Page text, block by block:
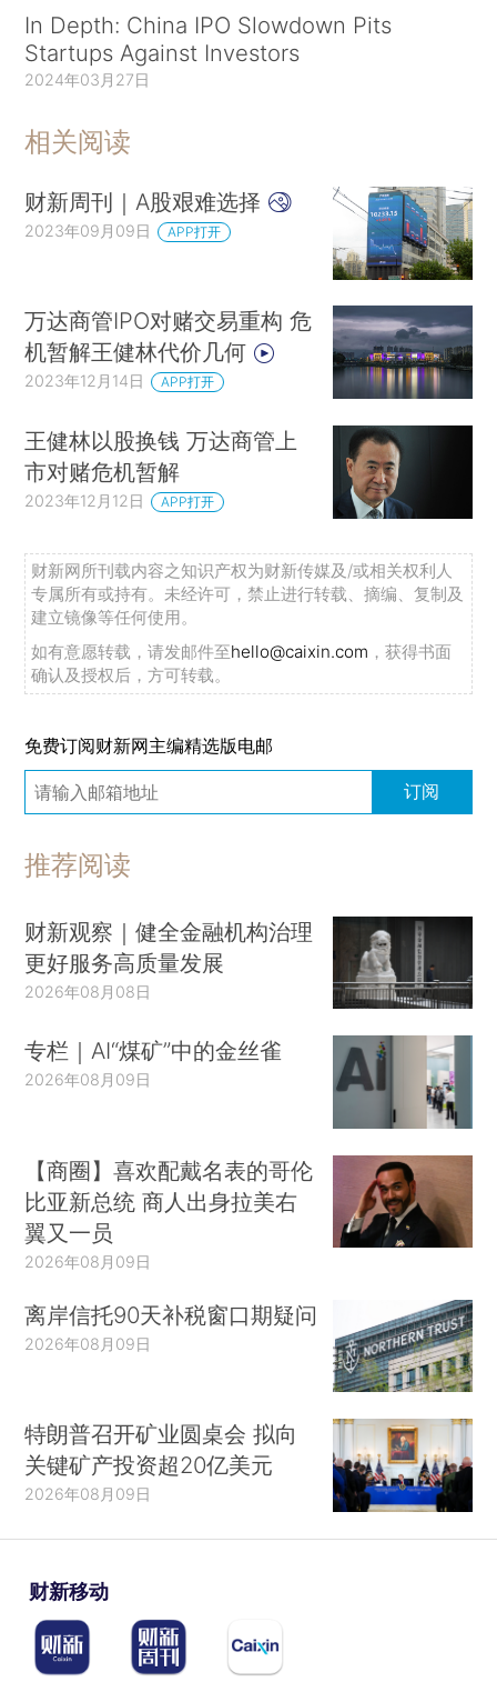
In Depth: China IPO Slowdown Pits
Startups Against Investors
2024年03月27日
相关阅读
财新周刊｜A股艰难选择
2023年09月09日 APP打开
万达商管IPO对赌交易重构 危
机暂解王健林代价几何
2023年12月14日 APP打开
王健林以股换钱 万达商管上
市对赌危机暂解
2023年12月12日 APP打开
财新网所刊载内容之知识产权为财新传媒及/或相关权利人
专属所有或持有。未经许可，禁止进行转载、摘编、复制及
建立镜像等任何使用。
如有意愿转载，请发邮件至hello@caixin.com ，获得书面
确认及授权后，方可转载。
免费订阅财新网主编精选版电邮
订阅
推荐阅读
财新观察｜健全金融机构治理
更好服务高质量发展
2026年08月08日
专栏｜AI“煤矿”中的金丝雀
2026年08月09日
【商圈】喜欢配戴名表的哥伦
比亚新总统 商人出身拉美右
翼又一员
2026年08月09日
离岸信托90天补税窗口期疑问
2026年08月09日
特朗普召开矿业圆桌会 拟向
关键矿产投资超20亿美元
2026年08月09日
财新移动